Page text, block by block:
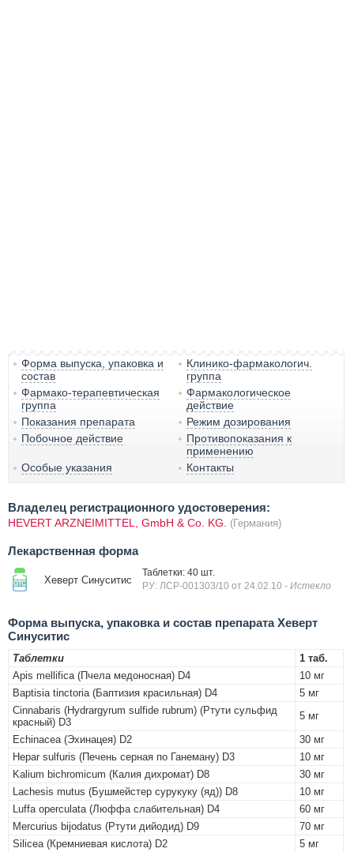
Форма выпуска, упаковка и
состав
Клинико-фармакологич.
группа
Фармако-терапевтическая
группа
Фармакологическое
действие
Показания препарата
Режим дозирования
Побочное действие
Противопоказания к
применению
Особые указания
Контакты
Владелец регистрационного удостоверения:
HEVERT ARZNEIMITTEL, GmbH & Co. KG. (Германия)
Лекарственная форма
Хеверт Синуситис
Таблетки: 40 шт.
РУ: ЛСР-001303/10 от 24.02.10 - Истекло
Форма выпуска, упаковка и состав препарата Хеверт
Синуситис
Таблетки
1 таб.
Apis mellifica (Пчела медоносная) D4
10 мг
Baptisia tinctoria (Баптизия красильная) D4
5 мг
Cinnabaris (Hydrargyrum sulfide rubrum) (Ртути сульфид
красный) D3
5 мг
Echinacea (Эхинацея) D2
30 мг
Hepar sulfuris (Печень серная по Ганеману) D3
10 мг
Kalium bichromicum (Калия дихромат) D8
30 мг
Lachesis mutus (Бушмейстер сурукуку (яд)) D8
10 мг
Luffa operculata (Люффа слабительная) D4
60 мг
Mercurius bijodatus (Ртути дийодид) D9
70 мг
Silicea (Кремниевая кислота) D2
5 мг